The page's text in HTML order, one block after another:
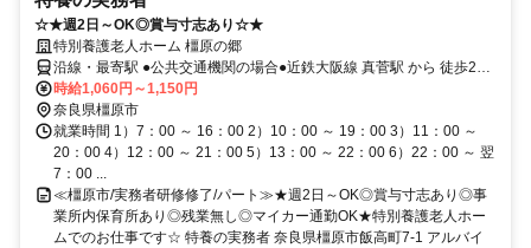
☆★週2日～OK◎賞与寸志あり☆★
特別養護老人ホーム 橿原の郷
沿線・最寄駅 ●公共交通機関の場合●近鉄大阪線 真菅駅 から 徒歩20
分
時給1,060円～1,150円
奈良県橿原市
就業時間 1）7：00 ～ 16：00 2）10：00 ～ 19：00 3）11：00 ～
20：00 4）12：00 ～ 21：00 5）13：00 ～ 22：00 6）22：00 ～ 翌
7：00 ...
≪橿原市/実務者研修修了/パート≫★週2日～OK◎賞与寸志あり◎事
業所内保育所あり◎残業無し◎マイカー通勤OK★特別養護老人ホー
ムでのお仕事です☆ 特養の実務者 奈良県橿原市飯高町7-1 アルバイ